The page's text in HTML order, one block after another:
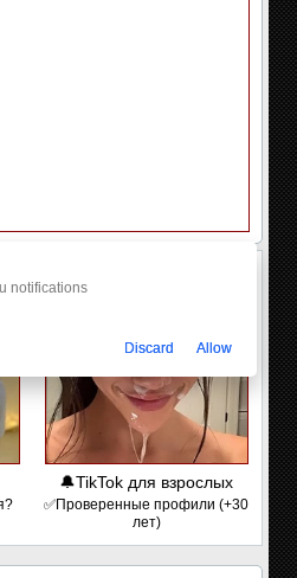
🔔TikTok для взрослых
✅Проверенные профили (+30
лет)
notifications
Discard Allow